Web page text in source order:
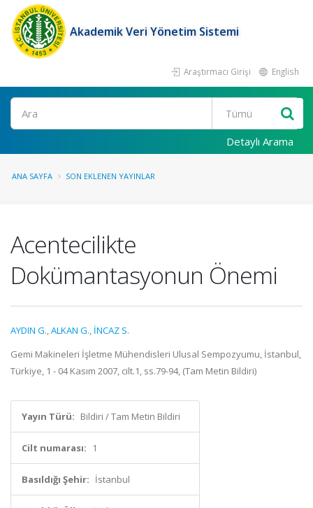
Akademik Veri Yönetim Sistemi
Araştırmacı Girişi English
Ara
Detaylı Arama
ANA SAYFA SON EKLENEN YAYINLAR
Acentecilikte
Dokümantasyonun Önemi
AYDIN G.,ALKAN G., İNCAZ S.
Gemi Makineleri İşletme Mühendisleri Ulusal Sempozyumu, İstanbul,
Türkiye, 1 - 04 Kasım 2007, cilt.1, ss.79-94, (Tam Metin Bildiri)
Yayın Türü: Bildiri / Tam Metin Bildiri
Cilt numarası: 1
Basıldığı Şehir: İstanbul